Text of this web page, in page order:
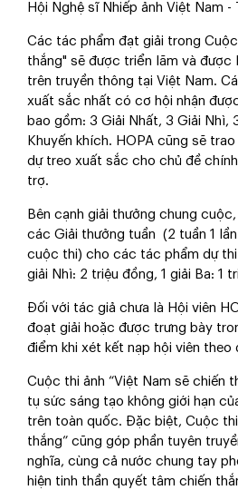
Hội Nghệ sĩ Nhiếp ảnh Việt Nam -
Các tác phẩm đạt giải trong
thắng" sẽ được triển lãm và được
trên truyền thông tại Việt Nam.
xuất sắc nhất có cơ hội nhận
bao gồm: 3 Giải Nhất, 3 Giải Nhì,
Khuyến khích. HOPA cũng sẽ
dự treo xuất sắc cho chủ đề
trợ.
Bên cạnh giải thưởng chung
các Giải thưởng tuần (2 tuần 1
cuộc thi) cho các tác phẩm dự thi:
giải Nhì: 2 triệu đồng, 1 giải Ba: 1
Đối với tác giả chưa là Hội viên
đoạt giải hoặc được trưng bày
điểm khi xét kết nạp hội viên theo
Cuộc thi ảnh “Việt Nam sẽ chiến
tụ sức sáng tạo không giới hạn
trên toàn quốc. Đặc biệt, Cuộc thi
thắng” cũng góp phần tuyên
nghĩa, cùng cả nước chung tay
hiện tinh thần quyết tâm chiến